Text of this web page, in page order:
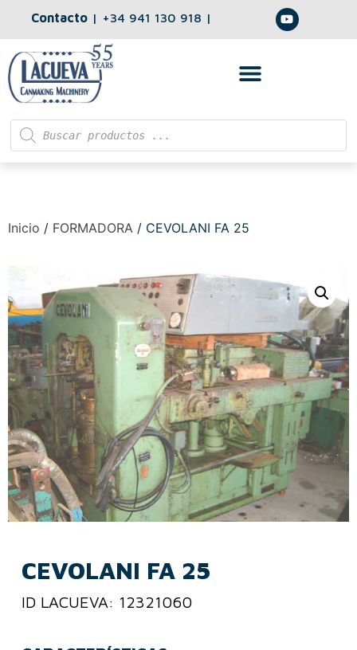
Contacto | +34 941 130 918 |
Inicio / FORMADORA / CEVOLANI FA 25
CEVOLANI FA 25
ID LACUEVA: 12321060